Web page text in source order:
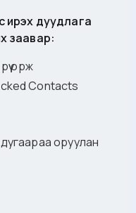
ирэх дуудлага
заавар:
орж
Contacts
оруулан